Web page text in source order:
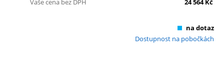
na dotaz
Dostupnost na pobočkách